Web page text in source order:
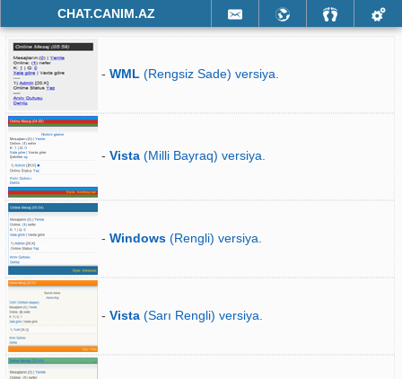
CHAT.CANIM.AZ
- WML (Rengsiz Sade) versiya.
- Vista (Milli Bayraq) versiya.
- Windows (Rengli) versiya.
- Vista (Sarı Rengli) versiya.